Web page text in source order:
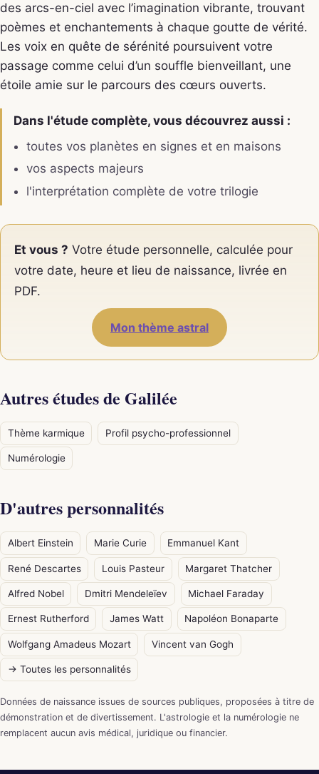
des arcs-en-ciel avec l’imagination vibrante, trouvant
poèmes et enchantements à chaque goutte de vérité.
Les voix en quête de sérénité poursuivent votre
passage comme celui d’un souffle bienveillant, une
étoile amie sur le parcours des cœurs ouverts.
Dans l'étude complète, vous découvrez aussi :
toutes vos planètes en signes et en maisons
vos aspects majeurs
l'interprétation complète de votre trilogie
Et vous ? Votre étude personnelle, calculée pour
votre date, heure et lieu de naissance, livrée en
PDF.
Mon thème astral
Autres études de Galilée
Thème karmique Profil psycho-professionnel
Numérologie
D'autres personnalités
Albert Einstein Marie Curie Emmanuel Kant
René Descartes Louis Pasteur Margaret Thatcher
Alfred Nobel Dmitri Mendeleïev Michael Faraday
Ernest Rutherford James Watt Napoléon Bonaparte
Wolfgang Amadeus Mozart Vincent van Gogh
→ Toutes les personnalités
Données de naissance issues de sources publiques, proposées à titre de
démonstration et de divertissement. L'astrologie et la numérologie ne
remplacent aucun avis médical, juridique ou financier.